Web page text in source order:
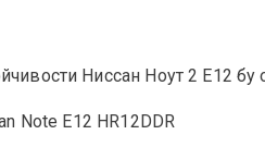
Ниссан Ноут 2 Е12 бу
Note E12 HR12DDR